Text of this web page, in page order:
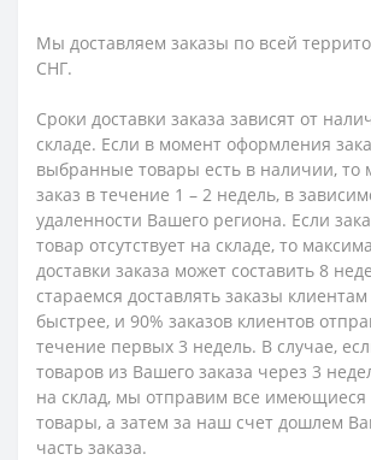
Мы доставляем заказы по всей
СНГ.
Сроки доставки заказа зависят от
складе. Если в момент оформления
выбранные товары есть в наличии, то
заказ в течение 1 – 2 недель, в
удаленности Вашего региона. Если
товар отсутствует на складе, то
доставки заказа может составить 8
стараемся доставлять заказы
быстрее, и 90% заказов клиентов
течение первых 3 недель. В случае,
товаров из Вашего заказа через 3
на склад, мы отправим все
товары, а затем за наш счет дошлем
часть заказа.